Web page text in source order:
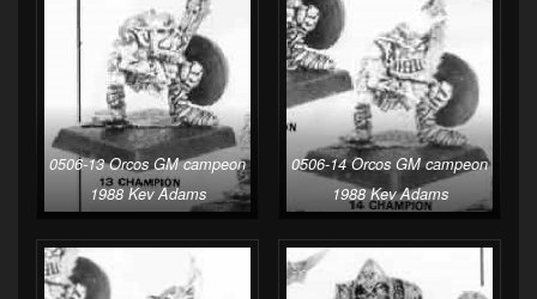
0506-13 Orcos GM campeon
1988 Kev Adams
0506-14 Orcos GM campeon
1988 Kev Adams